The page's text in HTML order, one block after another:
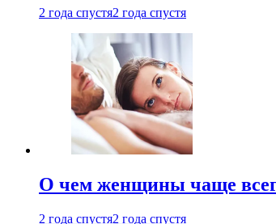
2 года спустя2 года спустя
О чем женщины чаще
2 года спустя2 года спустя